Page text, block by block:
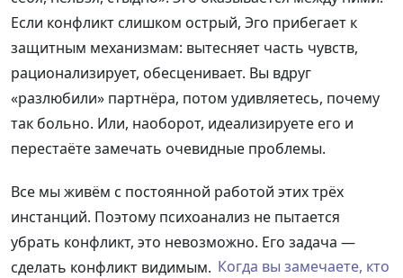
Если конфликт слишком острый, Эго прибегает к
защитным механизмам: вытесняет часть чувств,
рационализирует, обесценивает. Вы вдруг
«разлюбили» партнёра, потом удивляетесь, почему
так больно. Или, наоборот, идеализируете его и
перестаёте замечать очевидные проблемы.
Все мы живём с постоянной работой этих трёх
инстанций. Поэтому психоанализ не пытается
убрать конфликт, это невозможно. Его задача —
сделать конфликт видимым. Когда вы замечаете, кто